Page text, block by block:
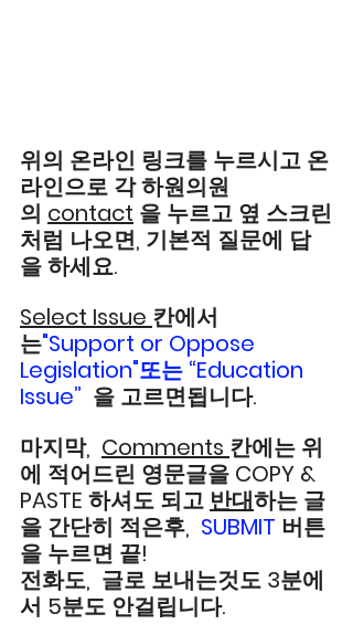
위의 온라인 링크를 누르시고 온
라인으로 각 하원의원
의 contact 을 누르고 옆 스크린
처럼 나오면, 기본적 질문에 답
을 하세요.
Select Issue 칸에서
는"Support or Oppose
Legislation"또는 “Education
Issue” 을 고르면됩니다.
마지막, Comments 칸에는 위
에 적어드린 영문글을 COPY &
PASTE 하셔도 되고 반대하는 글
을 간단히 적은후, SUBMIT 버튼
을 누르면 끝!
전화도,  글로 보내는것도 3분에
서 5분도 안걸립니다.